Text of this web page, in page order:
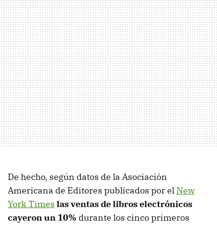
De hecho, según datos de la Asociación
Americana de Editores publicados por el New
York Times las ventas de libros electrónicos
cayeron un 10% durante los cinco primeros